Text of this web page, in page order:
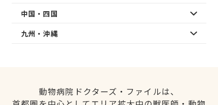
中国・四国
九州・沖縄
動物病院ドクターズ・ファイルは、